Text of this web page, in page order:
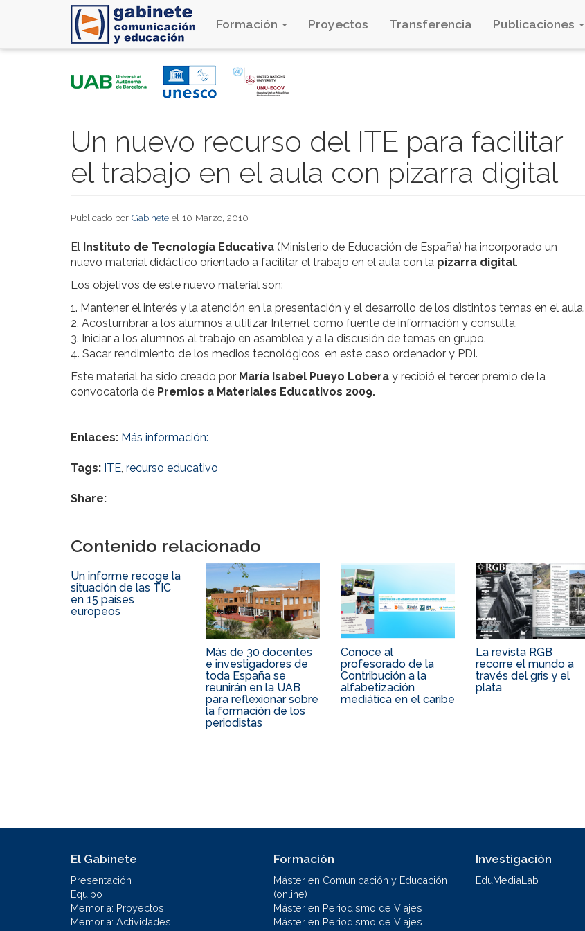
Formación Proyectos Transferencia Publicaciones
Un nuevo recurso del ITE para facilitar
el trabajo en el aula con pizarra digital
Publicado por Gabinete el 10 Marzo, 2010
El Instituto de Tecnología Educativa (Ministerio de Educación de España) ha incorporado un
nuevo material didáctico orientado a facilitar el trabajo en el aula con la pizarra digital.
Los objetivos de este nuevo material son:
1. Mantener el interés y la atención en la presentación y el desarrollo de los distintos temas en el aula.
2. Acostumbrar a los alumnos a utilizar Internet como fuente de información y consulta.
3. Iniciar a los alumnos al trabajo en asamblea y a la discusión de temas en grupo.
4. Sacar rendimiento de los medios tecnológicos, en este caso ordenador y PDI.
Este material ha sido creado por María Isabel Pueyo Lobera y recibió el tercer premio de la
convocatoria de Premios a Materiales Educativos 2009.
Enlaces: Más información:
Tags: ITE, recurso educativo
Share:
Contenido relacionado
Un informe recoge la
situación de las TIC
en 15 países
europeos
Más de 30 docentes
e investigadores de
toda España se
reunirán en la UAB
para reflexionar sobre
la formación de los
periodistas
Conoce al
profesorado de la
Contribución a la
alfabetización
mediática en el caribe
La revista RGB
recorre el mundo a
través del gris y el
plata
El Gabinete
Presentación
Equipo
Memoria: Proyectos
Memoria: Actividades
Formación
Máster en Comunicación y Educación
(online)
Máster en Periodismo de Viajes
Máster en Periodismo de Viajes
Investigación
EduMediaLab